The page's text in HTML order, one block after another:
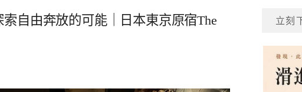
自由奔放的可能｜日本東京原宿The
立刻